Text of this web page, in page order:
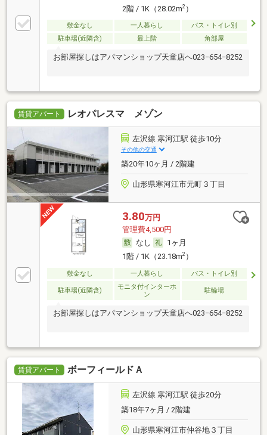
2階 / 1K（28.02m2）
敷金なし 一人暮らし
バス・トイレ別
駐車場(近隣含)
最上階 角部屋
お部屋探しはアパマンショップ天童店へ023−654−8252
賃貸アパート レオパレスマ メゾン
左沢線 寒河江駅 徒歩10分
その他の交通
築20年10ヶ月 / 2階建
山形県寒河江市元町３丁目
3.80万円
管理費4,500円
なし
1ヶ月
1階 / 1K（23.18m2）
敷金なし 一人暮らし バス・トイレ別
駐車場(近隣含)
モニタ付インターホ
ン
駐輪場
お部屋探しはアパマンショップ天童店へ023−654−8252
賃貸アパート ボーフィールドＡ
左沢線 寒河江駅 徒歩20分
築18年7ヶ月 / 2階建
山形県寒河江市仲谷地３丁目